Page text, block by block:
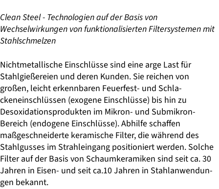
Clean Steel - Technologien auf der Basis von
Wechselwirkungen von funktionalisierten Filtersystemen mit
Stahlschmelzen
Nichtmetallische Einschlüsse sind eine arge Last für
Stahlgießereien und de­ren Kunden. Sie reichen von
großen, leicht erkennbaren Feuerfest- und Schla­
ckeneinschlüssen (exogene Einschlüsse) bis hin zu
Desoxidationsprodukten im Mikron- und Submikron-
Bereich (endogene Einschlüsse). Abhilfe schaffen
maßgeschneiderte keramische Filter, die während des
Stahlgusses im Strah­leingang positioniert werden. Solche
Filter auf der Basis von Schaumkerami­ken sind seit ca. 30
Jahren in Eisen- und seit ca.10 Jahren in Stahlanwendun­
gen bekannt.